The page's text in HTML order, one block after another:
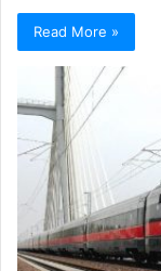
Read More »